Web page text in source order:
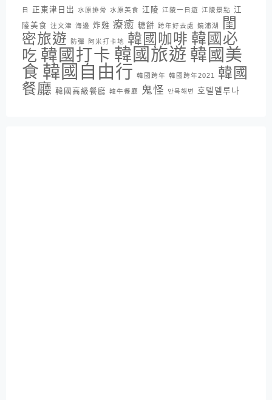
日
正東津日出 水原排骨 水原美食 江陵 江陵一日遊 江陵景點 江
陵美食 注文津 海邊 炸雞 療癒 糖餅 跨年好去處 鏡浦湖
閨
密旅遊
防彈 阿米打卡地 韓國咖啡 韓國必
吃 韓國打卡 韓國旅遊 韓國美
食 韓國自由行 韓國跨年 韓國跨年2021
韓國
餐廳 韓國高級餐廳 韓牛餐廳 鬼怪 안목해변 호텔델루나